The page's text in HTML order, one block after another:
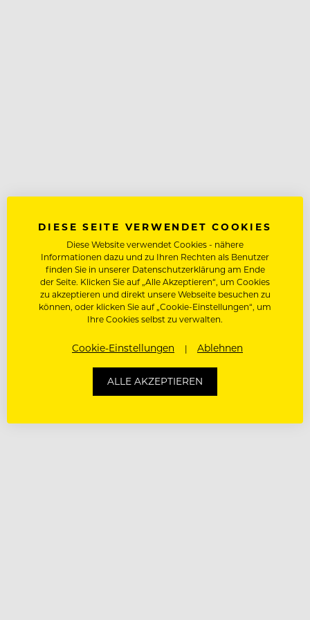
DIESE SEITE VERWENDET COOKIES
Diese Website verwendet Cookies - nähere
Informationen dazu und zu Ihren Rechten als Benutzer
finden Sie in unserer Datenschutzerklärung am Ende
der Seite. Klicken Sie auf „Alle Akzeptieren“, um Cookies
zu akzeptieren und direkt unsere Webseite besuchen zu
können, oder klicken Sie auf „Cookie-Einstellungen“, um
Ihre Cookies selbst zu verwalten.
Cookie-Einstellungen Ablehnen
ALLE AKZEPTIEREN